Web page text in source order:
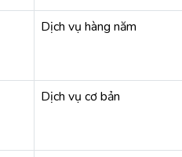
Dịch vụ hàng năm
Dịch vụ cơ bản